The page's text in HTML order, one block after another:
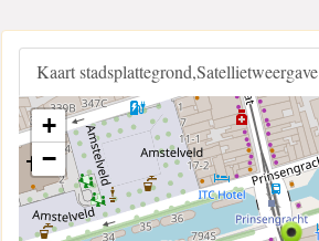
Kaart stadsplattegrond,Satellietweergave
+
−